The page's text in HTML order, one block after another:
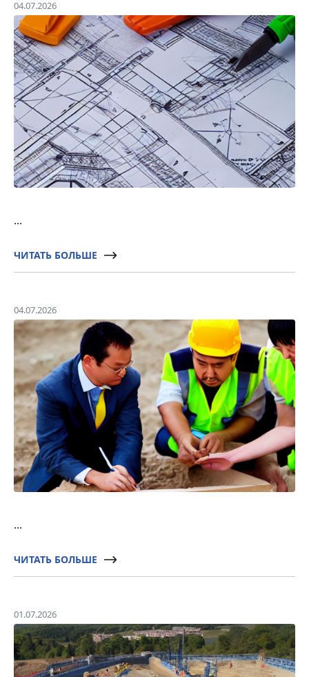
04.07.2026
...
ЧИТАТЬ БОЛЬШЕ
04.07.2026
...
ЧИТАТЬ БОЛЬШЕ
01.07.2026